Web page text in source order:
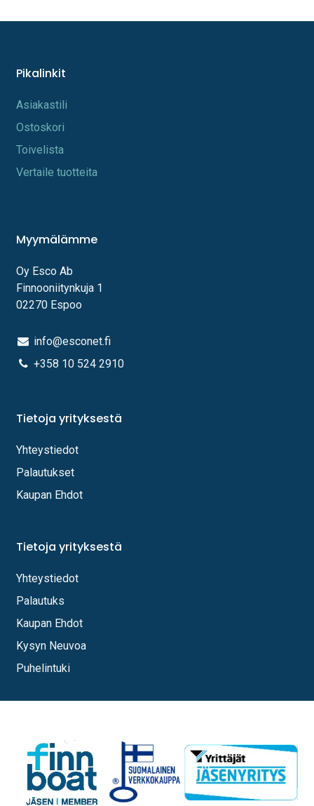
Pikalinkit
A​s​iakastili
Os​toskori
Toi​velista
Vertaile tuotteita
Myymälämme
Oy Esco Ab
Finnooniitynkuja 1
02270 Espoo
info@esconet.fi
+358 10 524 2910
Tietoja yrityksestä
Yhteystiedot
Palautukset
Kaupan Ehdot
Tietoja yrityksestä
Yhteystiedot
Palautuks
Kaupan Ehdot
Kysyn Neuvoa
Puhelintuki